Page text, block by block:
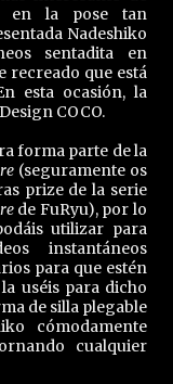
en la pose tan
Nadeshiko
sentadita en
recreado que está
esta ocasión, la
COCO.
forma parte de la
(seguramente os
prize de la serie
de FuRyu), por lo
utilizar para
instantáneos
para que estén
uséis para dicho
de silla plegable
cómodamente
cualquier